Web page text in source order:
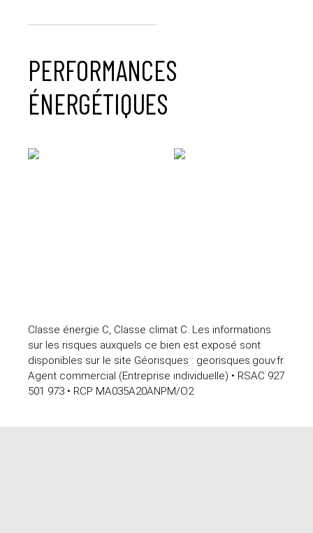
PERFORMANCES
ÉNERGÉTIQUES
Classe énergie C, Classe climat C. Les informations
sur les risques auxquels ce bien est exposé sont
disponibles sur le site Géorisques : georisques.gouv.fr.
Agent commercial (Entreprise individuelle) • RSAC 927
501 973 • RCP MA035A20ANPM/O2